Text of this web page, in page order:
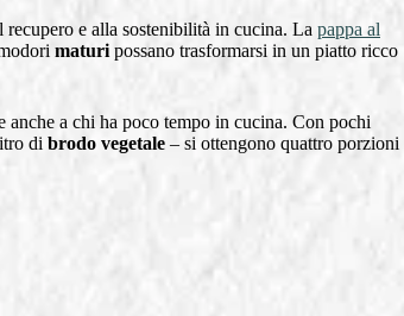
recupero e alla sostenibilità in cucina. La pappa al
maturi possano trasformarsi in un piatto ricco
anche a chi ha poco tempo in cucina. Con pochi
di brodo vegetale – si ottengono quattro porzioni